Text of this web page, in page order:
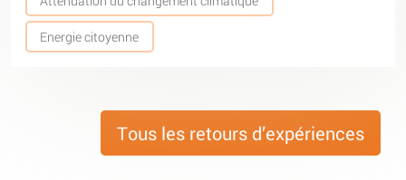
Energie citoyenne
Tous les retours d’expériences